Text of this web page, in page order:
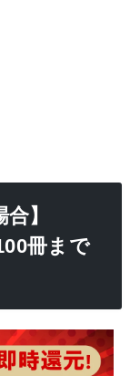
】
冊まで